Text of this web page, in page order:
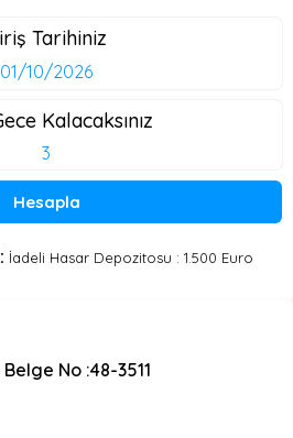
Tarihiniz
Kalacaksınız
Hesapla
İadeli Hasar Depozitosu : 1.500 Euro
No :48-3511